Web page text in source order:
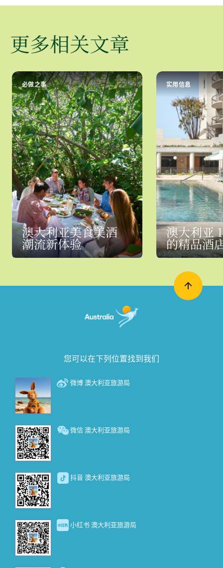
更多相关文章
必做之事
澳大利亚美食美酒
潮流新体验
实用信息
澳大利亚
的精品酒
您可以在下列位置找到我们
微博 澳大利亚旅游局
微信 澳大利亚旅游局
抖音 澳大利亚旅游局
小红书 澳大利亚旅游局